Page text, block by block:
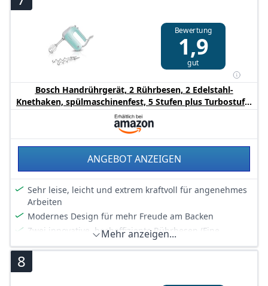
Handmixer mit Turbo-Funktion für maximale Leistung
Auswurftaste für Rührbesen und Knethaken.
Kabellänge: 1 Meter
Bewertung
1,9
gut
Bosch Handrührgerät, 2 Rührbesen, 2 Edelstahl-
Knethaken, spülmaschinenfest, 5 Stufen plus Turbostufe,
leicht, 500 W, farbig, türkis/silber, MFQ40302
ANGEBOT ANZEIGEN
Sehr leise, leicht und extrem kraftvoll für angenehmes
Arbeiten
Modernes Design für mehr Freude am Backen
Zwei innovative, hocheffiziente Rührbesen (Fine
Creamer) aus Edelstahl für optimale Schlag und
Rührergebnisse
Zusätzlicher Anschluss für Sonderzubehör: Mixfuß oder
Mehr anzeigen...
8